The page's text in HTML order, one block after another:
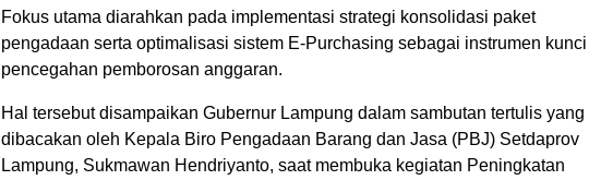
Fokus utama diarahkan pada implementasi strategi konsolidasi paket
pengadaan serta optimalisasi sistem E-Purchasing sebagai instrumen kunci
pencegahan pemborosan anggaran.
Hal tersebut disampaikan Gubernur Lampung dalam sambutan tertulis yang
dibacakan oleh Kepala Biro Pengadaan Barang dan Jasa (PBJ) Setdaprov
Lampung, Sukmawan Hendriyanto, saat membuka kegiatan Peningkatan